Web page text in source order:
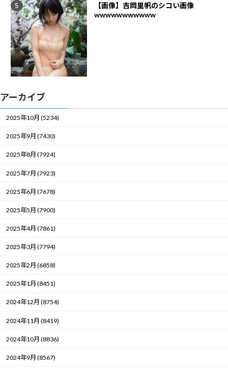
【画像】吉岡里帆のシコい画像
wwwwwwwwwww
アーカイブ
2025年10月 (5234)
2025年9月 (7430)
2025年8月 (7924)
2025年7月 (7923)
2025年6月 (7678)
2025年5月 (7900)
2025年4月 (7861)
2025年3月 (7794)
2025年2月 (6858)
2025年1月 (8451)
2024年12月 (8754)
2024年11月 (8419)
2024年10月 (8836)
2024年9月 (8567)